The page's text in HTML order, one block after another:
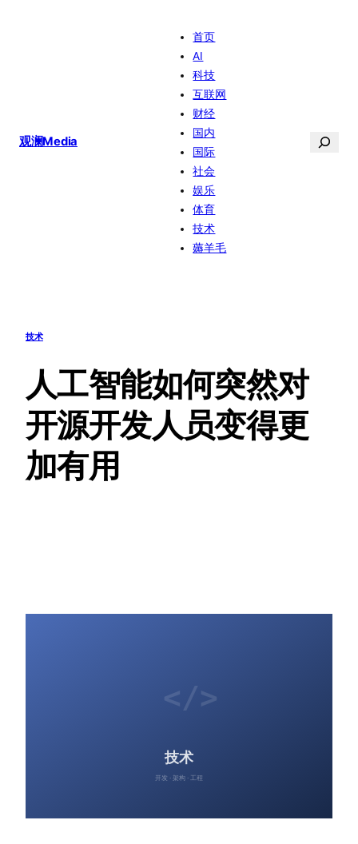
观澜Media
首页
AI
科技
互联网
财经
国内
国际
社会
娱乐
体育
技术
薅羊毛
搜
技术
人工智能如何突然对
开源开发人员变得更
加有用